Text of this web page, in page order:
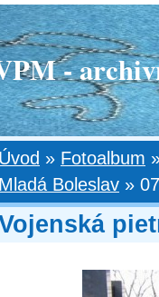
-
Úvod » Fotoalbum
Mladá Boleslav »